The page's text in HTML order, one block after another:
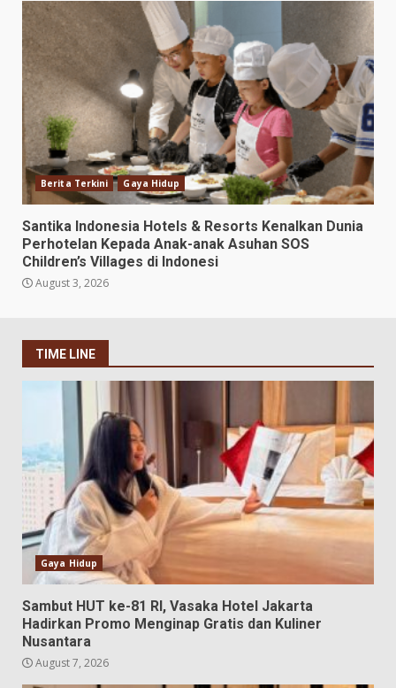
Berita Terkini Gaya Hidup
Santika Indonesia Hotels & Resorts Kenalkan Dunia
Perhotelan Kepada Anak-anak Asuhan SOS
Children’s Villages di Indonesi
August 3, 2026
TIME LINE
Gaya Hidup
Sambut HUT ke-81 RI, Vasaka Hotel Jakarta
Hadirkan Promo Menginap Gratis dan Kuliner
Nusantara
August 7, 2026